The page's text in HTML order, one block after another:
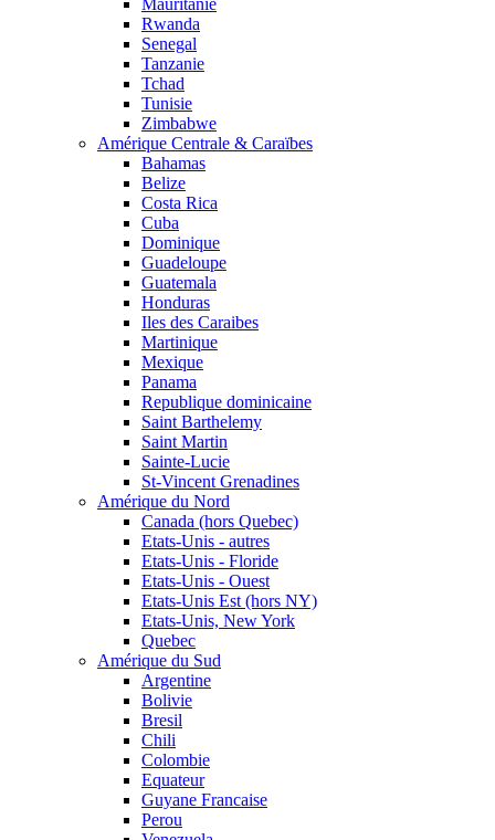
Mauritanie
Rwanda
Senegal
Tanzanie
Tchad
Tunisie
Zimbabwe
Amérique Centrale & Caraïbes
Bahamas
Belize
Costa Rica
Cuba
Dominique
Guadeloupe
Guatemala
Honduras
Iles des Caraibes
Martinique
Mexique
Panama
Republique dominicaine
Saint Barthelemy
Saint Martin
Sainte-Lucie
St-Vincent Grenadines
Amérique du Nord
Canada (hors Quebec)
Etats-Unis - autres
Etats-Unis - Floride
Etats-Unis - Ouest
Etats-Unis Est (hors NY)
Etats-Unis, New York
Quebec
Amérique du Sud
Argentine
Bolivie
Bresil
Chili
Colombie
Equateur
Guyane Francaise
Perou